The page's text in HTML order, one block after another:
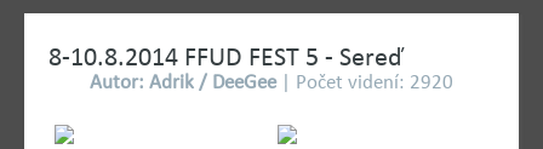
8-10.8.2014 FFUD FEST 5 - Sereď
Autor: Adrik / DeeGee| Počet videní: 2920